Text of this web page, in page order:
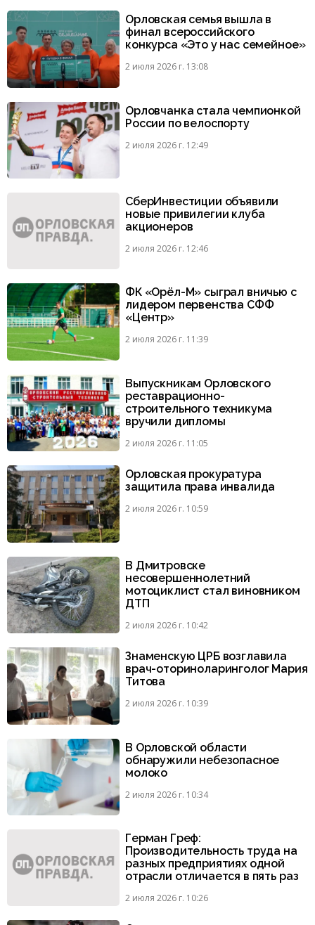
Орловская семья вышла в
финал всероссийского
конкурса «Это у нас семейное»
2 июля 2026 г. 13:08
Орловчанка стала чемпионкой
России по велоспорту
2 июля 2026 г. 12:49
СберИнвестиции объявили
новые привилегии клуба
акционеров
2 июля 2026 г. 12:46
ФК «Орёл-М» сыграл вничью с
лидером первенства СФФ
«Центр»
2 июля 2026 г. 11:39
Выпускникам Орловского
реставрационно-
строительного техникума
вручили дипломы
2 июля 2026 г. 11:05
Орловская прокуратура
защитила права инвалида
2 июля 2026 г. 10:59
В Дмитровске
несовершеннолетний
мотоциклист стал виновником
ДТП
2 июля 2026 г. 10:42
Знаменскую ЦРБ возглавила
врач-оториноларинголог Мария
Титова
2 июля 2026 г. 10:39
В Орловской области
обнаружили небезопасное
молоко
2 июля 2026 г. 10:34
Герман Греф:
Производительность труда на
разных предприятиях одной
отрасли отличается в пять раз
2 июля 2026 г. 10:26